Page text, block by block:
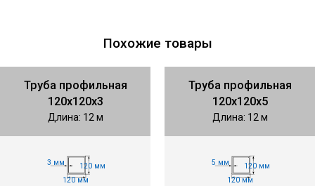
Похожие товары
Труба профильная
120х120х3
Длина: 12 м
3 мм
120 мм
120 мм
Труба профильная
120х120х5
Длина: 12 м
5 мм
120 мм
120 мм